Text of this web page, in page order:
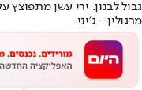
גבול לבנון. ירי עשן מתפוצץ
מרגולין - ג׳יני